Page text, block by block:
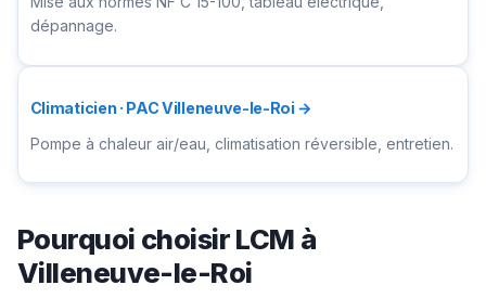
dépannage.
Climaticien · PAC Villeneuve-le-Roi →
Pompe à chaleur air/eau, climatisation réversible, entretien.
Pourquoi choisir LCM à
Villeneuve-le-Roi